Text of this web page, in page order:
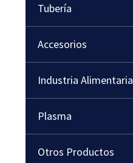
Tubería
Accesorios
Industria Alimentaria
Plasma
Otros Productos